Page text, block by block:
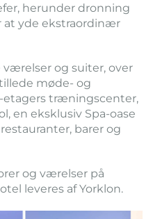
herunder dronning
at yde ekstraordinær
og suiter, over
møde- og
etagers træningscenter,
en eksklusiv Spa-oase
barer og
og værelser på
leveres af Yorklon.